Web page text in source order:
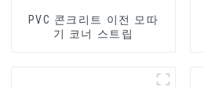
PVC 콘크리트 이전 모따
기 코너 스트립